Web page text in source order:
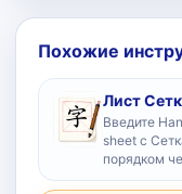
Похожие
Лист
Введите
sheet с
порядком